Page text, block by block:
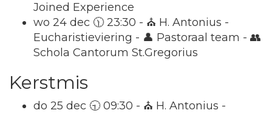
Joined Experience
wo 24 dec 🕦 23:30 - ⛪ H. Antonius -
Eucharistieviering - 👤 Pastoraal team - 👥
Schola Cantorum St.Gregorius
Kerstmis
do 25 dec 🕤 09:30 - ⛪ H. Antonius -